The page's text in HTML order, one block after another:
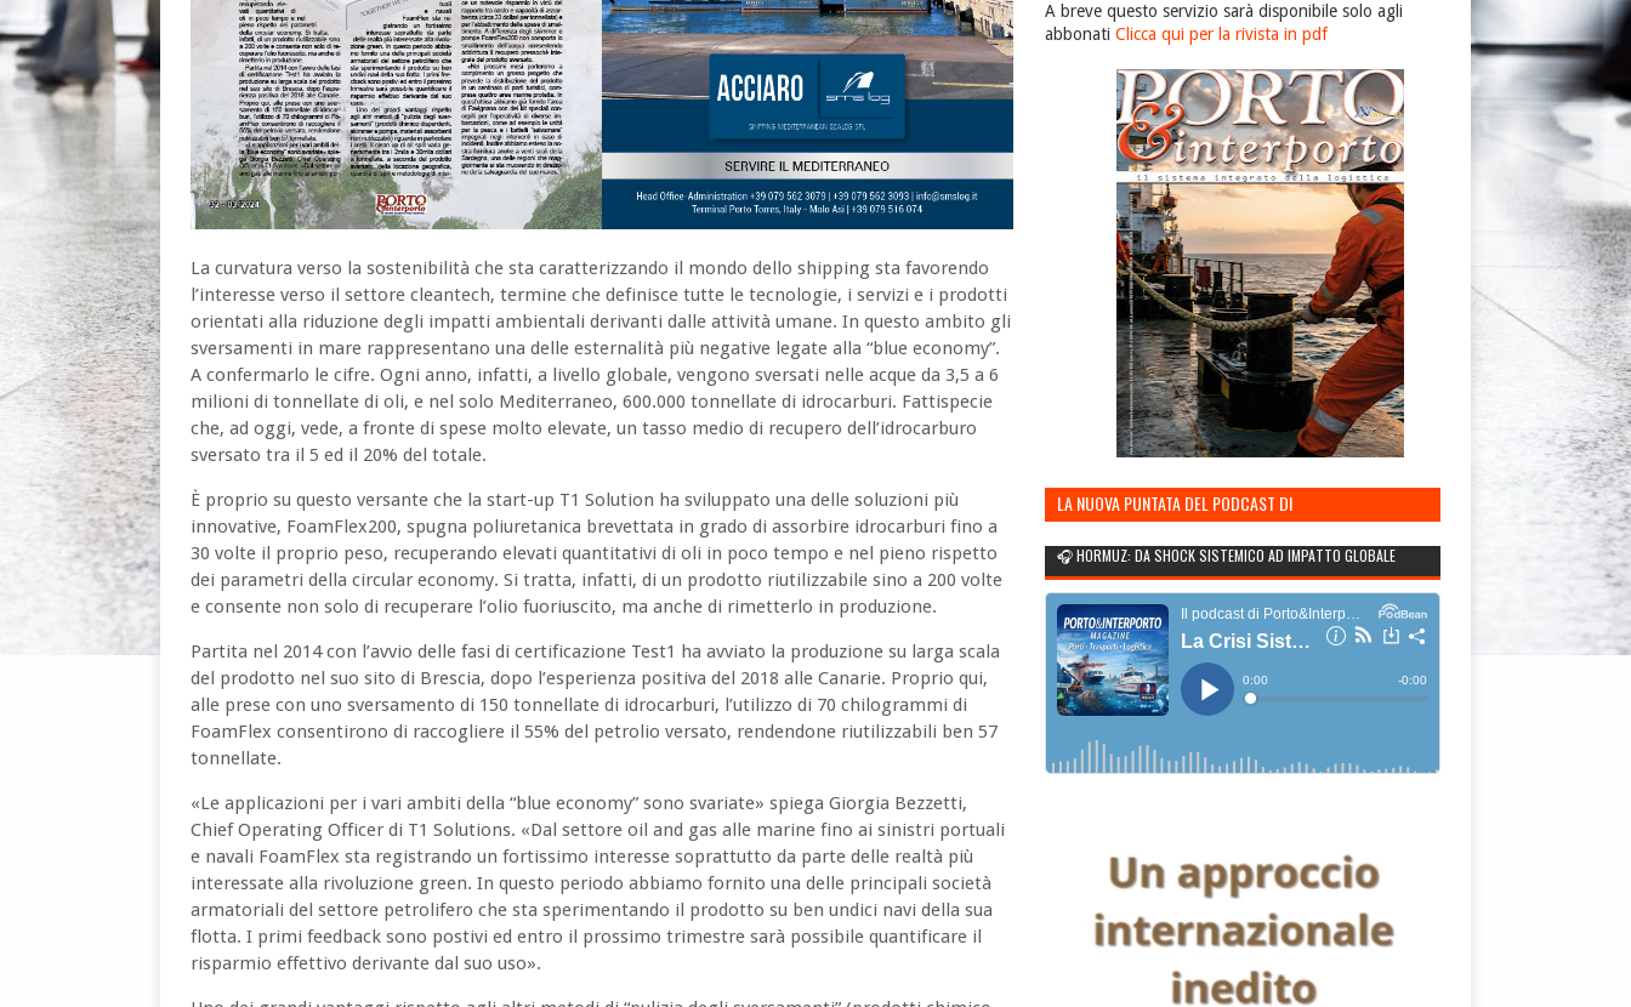
La curvatura verso la sostenibilità che sta caratterizzando il mondo dello shipping sta favorendo
l’interesse verso il settore cleantech, termine che definisce tutte le tecnologie, i servizi e i prodotti
orientati alla riduzione degli impatti ambientali derivanti dalle attività umane. In questo ambito gli
sversamenti in mare rappresentano una delle esternalità più negative legate alla “blue economy”.
A confermarlo le cifre. Ogni anno, infatti, a livello globale, vengono sversati nelle acque da 3,5 a 6
milioni di tonnellate di oli, e nel solo Mediterraneo, 600.000 tonnellate di idrocarburi. Fattispecie
che, ad oggi, vede, a fronte di spese molto elevate, un tasso medio di recupero dell’idrocarburo
sversato tra il 5 ed il 20% del totale.
È proprio su questo versante che la start-up T1 Solution ha sviluppato una delle soluzioni più
innovative, FoamFlex200, spugna poliuretanica brevettata in grado di assorbire idrocarburi fino a
30 volte il proprio peso, recuperando elevati quantitativi di oli in poco tempo e nel pieno rispetto
dei parametri della circular economy. Si tratta, infatti, di un prodotto riutilizzabile sino a 200 volte
e consente non solo di recuperare l’olio fuoriuscito, ma anche di rimetterlo in produzione.
Partita nel 2014 con l’avvio delle fasi di certificazione Test1 ha avviato la produzione su larga scala
del prodotto nel suo sito di Brescia, dopo l’esperienza positiva del 2018 alle Canarie. Proprio qui,
alle prese con uno sversamento di 150 tonnellate di idrocarburi, l’utilizzo di 70 chilogrammi di
FoamFlex consentirono di raccogliere il 55% del petrolio versato, rendendone riutilizzabili ben 57
tonnellate.
«Le applicazioni per i vari ambiti della “blue economy” sono svariate» spiega Giorgia Bezzetti,
Chief Operating Officer di T1 Solutions. «Dal settore oil and gas alle marine fino ai sinistri portuali
e navali FoamFlex sta registrando un fortissimo interesse soprattutto da parte delle realtà più
interessate alla rivoluzione green. In questo periodo abbiamo fornito una delle principali società
armatoriali del settore petrolifero che sta sperimentando il prodotto su ben undici navi della sua
flotta. I primi feedback sono postivi ed entro il prossimo trimestre sarà possibile quantificare il
risparmio effettivo derivante dal suo uso».
A breve questo servizio sarà disponibile solo agli
abbonati Clicca qui per la rivista in pdf
LA NUOVA PUNTATA DEL PODCAST DI
🎧 HORMUZ: DA SHOCK SISTEMICO AD IMPATTO GLOBALE